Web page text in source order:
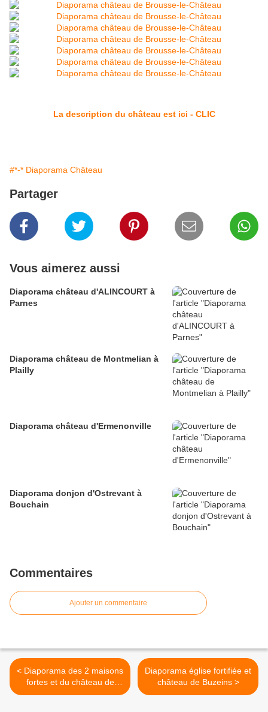
La description du château est ici - CLIC
#*-* Diaporama Château
Partager
Vous aimerez aussi
Diaporama château d'ALINCOURT à
Parnes
Diaporama château de Montmelian à
Plailly
Diaporama château d'Ermenonville
Diaporama donjon d'Ostrevant à
Bouchain
Commentaires
Ajouter un commentaire
< Diaporama des 2 maisons
fortes et du château de
Brommat
Diaporama église fortifiée et
château de Buzeins >